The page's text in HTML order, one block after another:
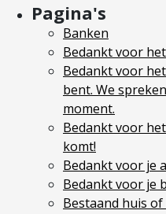
Bestaande bouw
Internationaal
Nieuwbouw
Bedrijfsaanbod
Huuraanbod
Bestaande bouw
Internationaal
Nieuwbouw
Pagina's
Banken
Bedankt voor
Bedankt voor
bent. We
moment.
Bedankt voor
komt!
Bedankt voor je
Bedankt voor je
Bestaand huis